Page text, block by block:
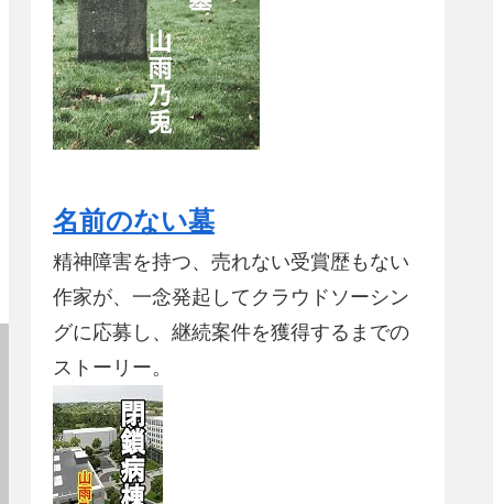
名前のない墓
精神障害を持つ、売れない受賞歴もない
作家が、一念発起してクラウドソーシン
グに応募し、継続案件を獲得するまでの
ストーリー。